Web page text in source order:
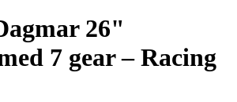
26"
7 gear – Racing